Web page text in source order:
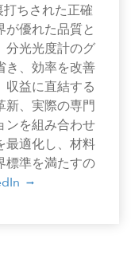
ちされた正確
が優れた品質と
分光光度計のグ
き、効率を改善
収益に直結する
新、実際の専門
ンを組み合わせ
最適化し、材料
標準を満たすの